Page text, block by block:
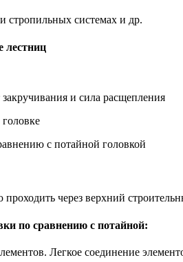
стропильных системах и др.
лестниц
и сила расщепления
с потайной головкой
проходить через верхний
по сравнению с потайной:
Легкое соединение